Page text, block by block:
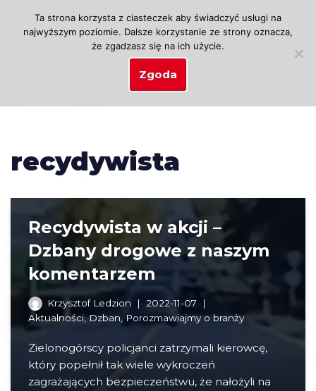
Przejdź
recydywista
Recydywista w akcji –
Dzbany drogowe z naszym
komentarzem
Krzysztof Ledzion
2022-11-07
Aktualności,Dzban Porozmawiajmy o branży
Zielonogórscy policjanci zatrzymali kierowcę,
który popełnił tak wiele wykroczeń
zagrażających bezpieczeństwu, że nałożyli na
Ta strona korzysta z ciasteczek aby świadczyć usługi na
najwyższym poziomie. Dalsze korzystanie ze strony oznacza,
że zgadzasz się na ich użycie.
Zgoda